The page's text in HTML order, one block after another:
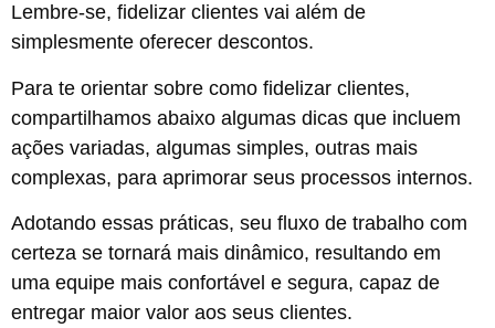
Lembre-se, fidelizar clientes vai além de
simplesmente oferecer descontos.
Para te orientar sobre como fidelizar clientes,
compartilhamos abaixo algumas dicas que incluem
ações variadas, algumas simples, outras mais
complexas, para aprimorar seus processos internos.
Adotando essas práticas, seu fluxo de trabalho com
certeza se tornará mais dinâmico, resultando em
uma equipe mais confortável e segura, capaz de
entregar maior valor aos seus clientes.